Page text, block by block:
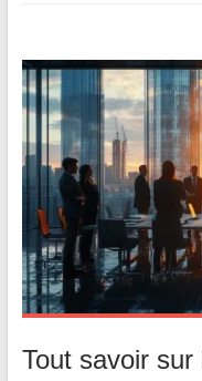
Tout savoir